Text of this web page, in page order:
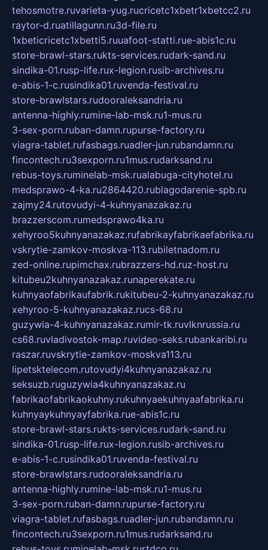
tehosmotre.ruvarieta-yug.rucricetc1xbetr1xbetcc2.ru
raytor-d.ruatillagunn.ru3d-file.ru
1xbeticricetc1xbetti5.ruuafoot-statti.rue-abis1c.ru
store-brawl-stars.rukts-services.rudark-sand.ru
sindika-01.rusp-life.rux-legion.rusib-archives.ru
e-abis-1-c.rusindika01.ruvenda-festival.ru
store-brawlstars.rudooraleksandria.ru
antenna-highly.rumine-lab-msk.ru1-mus.ru
3-sex-porn.ruban-damn.rupurse-factory.ru
viagra-tablet.rufasbags.ruadler-jun.rubandamn.ru
fincontech.ru3sexporn.ru1mus.rudarksand.ru
rebus-toys.ruminelab-msk.rualabuga-cityhotel.ru
medsprawo-4-ka.ru2864420.rublagodarenie-spb.ru
zajmy24.rutovudyi-4-kuhnyanazakaz.ru
brazzerscom.rumedsprawo4ka.ru
xehyroo5kuhnyanazakaz.rufabrikayfabrikaefabrika.ru
vskrytie-zamkov-moskva-113.rubiletnadom.ru
zed-online.rupimchax.rubrazzers-hd.ruz-host.ru
kitubeu2kuhnyanazakaz.runaperekate.ru
kuhnyaofabrikaufabrik.rukitubeu-2-kuhnyanazakaz.ru
xehyroo-5-kuhnyanazakaz.rucs-68.ru
guzywia-4-kuhnyanazakaz.rumir-tk.ruvlknrussia.ru
cs68.ruvladivostok-map.ruvideo-seks.rubankaribi.ru
raszar.ruvskrytie-zamkov-moskva113.ru
lipetsktelecom.rutovudyi4kuhnyanazakaz.ru
seksuzb.ruguzywia4kuhnyanazakaz.ru
fabrikaofabrikaokuhny.rukuhnyaekuhnyaafabrika.ru
kuhnyaykuhnyayfabrika.rue-abis1c.ru
store-brawl-stars.rukts-services.rudark-sand.ru
sindika-01.rusp-life.rux-legion.rusib-archives.ru
e-abis-1-c.rusindika01.ruvenda-festival.ru
store-brawlstars.rudooraleksandria.ru
antenna-highly.rumine-lab-msk.ru1-mus.ru
3-sex-porn.ruban-damn.rupurse-factory.ru
viagra-tablet.rufasbags.ruadler-jun.rubandamn.ru
fincontech.ru3sexporn.ru1mus.rudarksand.ru